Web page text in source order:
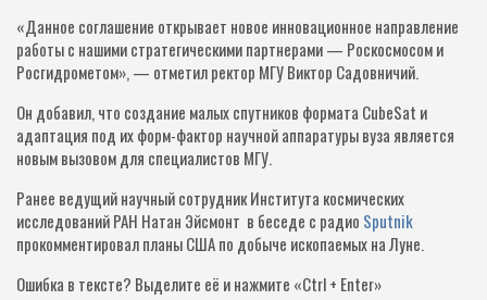
«Данное соглашение открывает новое инновационное направление
работы с нашими стратегическими партнерами — Роскосмосом и
Росгидрометом», — отметил ректор МГУ Виктор Садовничий.
Он добавил, что создание малых спутников формата CubeSat и
адаптация под их форм-фактор научной аппаратуры вуза является
новым вызовом для специалистов МГУ.
Ранее ведущий научный сотрудник Института космических
исследований РАН Натан Эйсмонт в беседе с радио Sputnik
прокомментировал планы США по добыче ископаемых на Луне.
Ошибка в тексте? Выделите её и нажмите «Ctrl + Enter»